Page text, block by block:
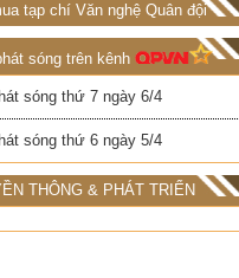
tạp chí Văn nghệ Quân đội
sóng trên kênh
sóng thứ 7 ngày 6/4
sóng thứ 6 ngày 5/4
THÔNG & PHÁT TRIỂN